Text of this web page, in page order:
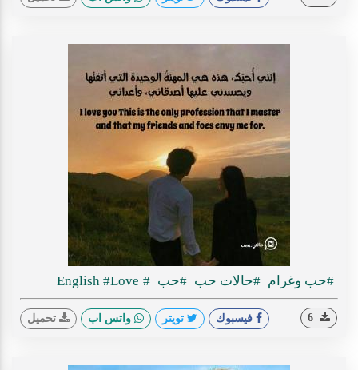
#حب وغرام #حالات حب #حب #English
#Love
فيسبوك تويتر واتس اب تحميل